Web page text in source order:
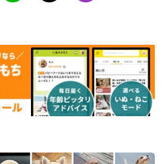
きで無邪気、成犬になると良し悪し
を抑えられるようになった。シニア
性を抑えられなくなったり、怒りっ